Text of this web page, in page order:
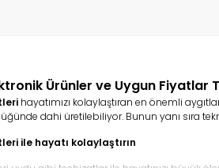
Ürünler ve Uygun Fiyatlar
hayatımızı kolaylaştıran en önemli
dahi üretilebiliyor. Bunun yanı sıra
ile hayatı kolaylaştırın